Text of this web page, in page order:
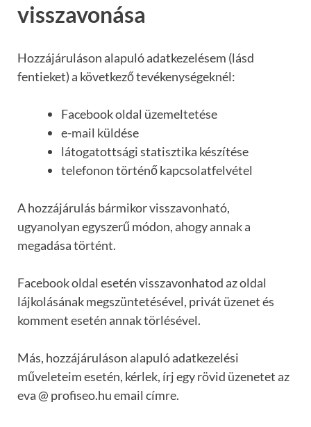
visszavonása
Hozzájáruláson alapuló adatkezelésem (lásd
fentieket) a következő tevékenységeknél:
Facebook oldal üzemeltetése
e-mail küldése
látogatottsági statisztika készítése
telefonon történő kapcsolatfelvétel
A hozzájárulás bármikor visszavonható,
ugyanolyan egyszerű módon, ahogy annak a
megadása történt.
Facebook oldal esetén visszavonhatod az oldal
lájkolásának megszüntetésével, privát üzenet és
komment esetén annak törlésével.
Más, hozzájáruláson alapuló adatkezelési
műveleteim esetén, kérlek, írj egy rövid üzenetet az
eva @ profiseo.hu email címre.